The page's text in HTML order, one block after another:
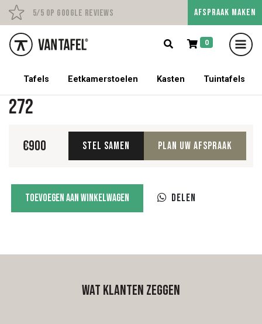
5/5 op Google Reviews Persoonlijk advies op
AFSPRAAK MAKEN
0
5% korting op een tafel met stoelen!
Tafels Eetkamerstoelen Kasten Tuintafels
272
€900 Stel samen Plan uw afspraak
aantalToevoegen aan winkelwagen Delen
Wat klanten zeggen